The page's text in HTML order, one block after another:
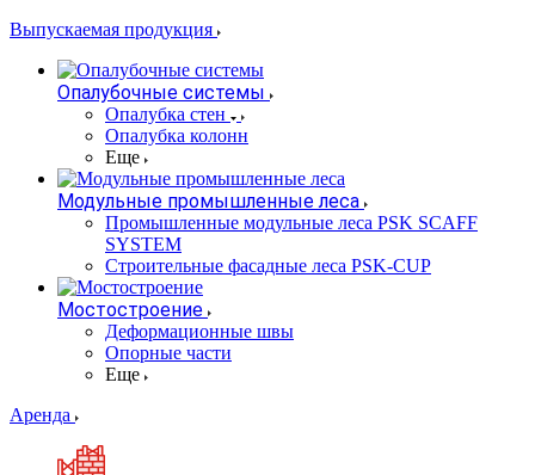
Выпускаемая продукция
Опалубочные системы
Опалубка стен
Опалубка колонн
Еще
Модульные промышленные леса
Промышленные модульные леса PSK SCAFF
SYSTEM
Строительные фасадные леса PSK-CUP
Мостостроение
Деформационные швы
Опорные части
Еще
Аренда